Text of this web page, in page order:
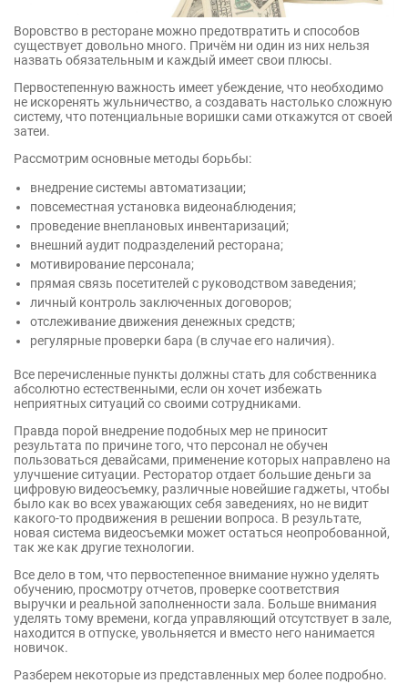
Воровство в ресторане можно предотвратить и способов
существует довольно много. Причём ни один из них нельзя
назвать обязательным и каждый имеет свои плюсы.
Первостепенную важность имеет убеждение, что необходимо
не искоренять жульничество, а создавать настолько сложную
систему, что потенциальные воришки сами откажутся от своей
затеи.
Рассмотрим основные методы борьбы:
внедрение системы автоматизации;
повсеместная установка видеонаблюдения;
проведение внеплановых инвентаризаций;
внешний аудит подразделений ресторана;
мотивирование персонала;
прямая связь посетителей с руководством заведения;
личный контроль заключенных договоров;
отслеживание движения денежных средств;
регулярные проверки бара (в случае его наличия).
Все перечисленные пункты должны стать для собственника
абсолютно естественными, если он хочет избежать
неприятных ситуаций со своими сотрудниками.
Правда порой внедрение подобных мер не приносит
результата по причине того, что персонал не обучен
пользоваться девайсами, применение которых направлено на
улучшение ситуации. Ресторатор отдает большие деньги за
цифровую видеосъемку, различные новейшие гаджеты, чтобы
было как во всех уважающих себя заведениях, но не видит
какого-то продвижения в решении вопроса. В результате,
новая система видеосъемки может остаться неопробованной,
так же как другие технологии.
Все дело в том, что первостепенное внимание нужно уделять
обучению, просмотру отчетов, проверке соответствия
выручки и реальной заполненности зала. Больше внимания
уделять тому времени, когда управляющий отсутствует в зале,
находится в отпуске, увольняется и вместо него нанимается
новичок.
Разберем некоторые из представленных мер более подробно.